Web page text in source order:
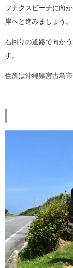
フナクスビーチに向
岸へと進みましょう。
右回りの道路で向か
す。
住所は沖縄県宮古島